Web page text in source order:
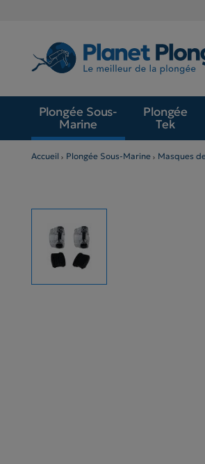
Plongée Sous-
Marine
Plongée
Tek
Accueil Plongée Sous-Marine Masques